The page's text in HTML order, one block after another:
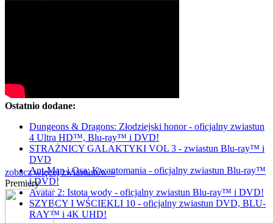
Ostatnio dodane:
Dungeons & Dragons: Złodziejski honor - oficjalny zwiastun
4 Ultra HD™, Blu-ray™ i DVD!
STRAŻNICY GALAKTYKI VOL 3 - zwiastun Blu-ray™ i
DVD
Ant-Man i Osa: Kwantomania - oficjalny zwiastun Blu-ray™
i DVD!
Avatar 2: Istota wody - oficjalny zwiastun Blu-ray™ i DVD!
SZYBCY I WŚCIEKLI 10 - oficjalny zwiastun DVD, BLU-
RAY™ i 4K UHD!
zobacz więcej zwiastunów »
Premiery